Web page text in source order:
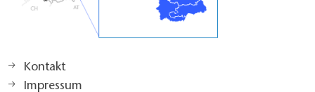
Kontakt
Impressum